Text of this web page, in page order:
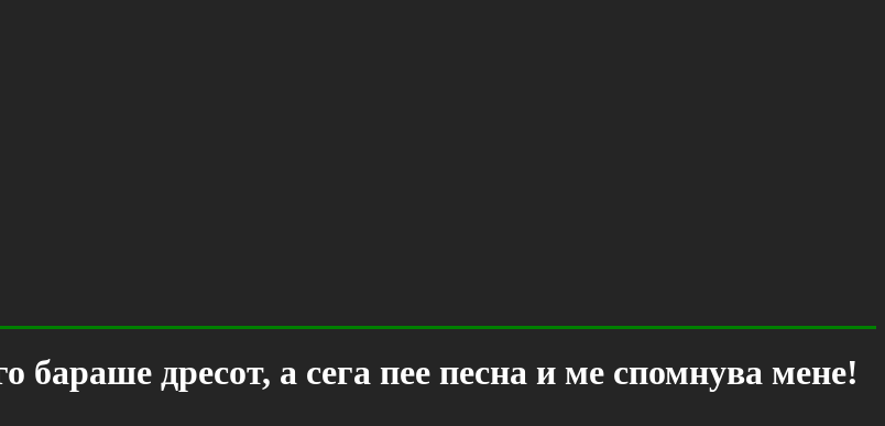
дресот, а сега пее песна и ме спомнува мене!